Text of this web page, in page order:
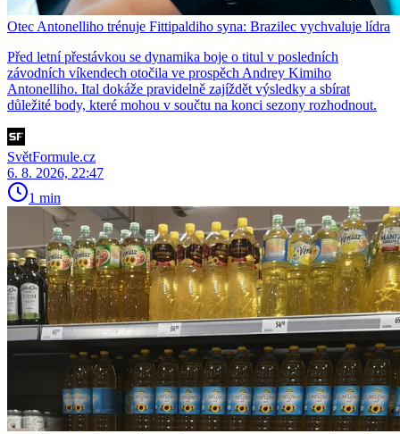
Otec Antonelliho trénuje Fittipaldiho syna: Brazilec vychvaluje lídra
Před letní přestávkou se dynamika boje o titul v posledních
závodních víkendech otočila ve prospěch Andrey Kimiho
Antonelliho. Ital dokáže pravidelně zajíždět výsledky a sbírat
důležité body, které mohou v součtu na konci sezony rozhodnout.
SvětFormule.cz
6. 8. 2026, 22:47
1 min